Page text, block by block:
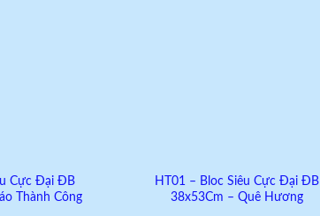
Cực Đại ĐB
Thành Công
HT01 – Bloc Siêu Cực Đại ĐB
38x53Cm – Quê Hương